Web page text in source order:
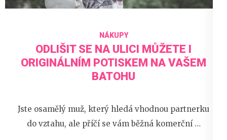
NÁKUPY
ODLIŠIT SE NA ULICI MŮŽETE I
ORIGINÁLNÍM POTISKEM NA VAŠEM
BATOHU
Jste osamělý muž, který hledá vhodnou partnerku
do vztahu, ale příčí se vám běžná komerční …